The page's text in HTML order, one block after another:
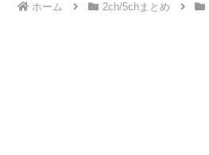
ホーム 2ch/5chまとめ